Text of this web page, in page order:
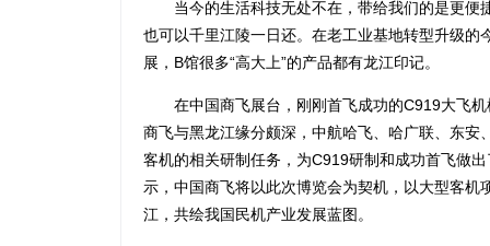
当今的生活科技无处不在，带给我们的是更便
也可以千里江陵一日还。在老工业基地转型升级的
展，B馆很多“高大上”的产品都有龙江印记。
在中国商飞展台，刚刚首飞成功的C919大飞机
商飞与黑龙江缘分颇深，中航哈飞、哈广联、东
客机的相关研制任务，为C919研制和成功首飞做
示，中国商飞将以此次博览会为契机，以大型客机
江，共绘我国民机产业发展蓝图。